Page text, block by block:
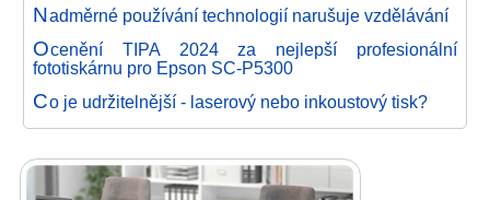
Nadměrné používání technologií narušuje vzdělávání
Ocenění TIPA 2024 za nejlepší profesionální
fototiskárnu pro Epson SC-P5300
Co je udržitelnější - laserový nebo inkoustový tisk?